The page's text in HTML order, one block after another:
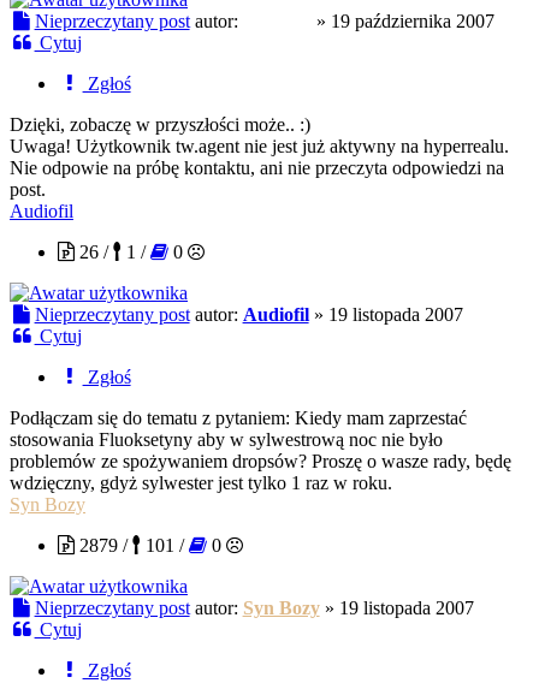
Nieprzeczytany post autor: » 19 października 2007
Cytuj
Zgłoś
Dzięki, zobaczę w przyszłości może.. :)
Uwaga! Użytkownik tw.agent nie jest już aktywny na hyperrealu.
Nie odpowie na próbę kontaktu, ani nie przeczyta odpowiedzi na
post.
Audiofil
26 /
1 / 0
Nieprzeczytany post autor: Audiofil» 19 listopada 2007
Cytuj
Zgłoś
Podłączam się do tematu z pytaniem: Kiedy mam zaprzestać
stosowania Fluoksetyny aby w sylwestrową noc nie było
problemów ze spożywaniem dropsów? Proszę o wasze rady, będę
wdzięczny, gdyż sylwester jest tylko 1 raz w roku.
Syn Bozy
2879 /
101 / 0
Nieprzeczytany post autor: Syn Bozy» 19 listopada 2007
Cytuj
Zgłoś